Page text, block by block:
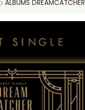
ALBUMS DREAMCATCHER